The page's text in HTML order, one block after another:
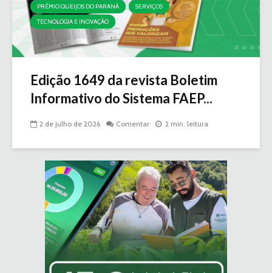
PRÊMIO QUEIJOS DO PARANÁ
SERVIÇOS
TECNOLOGIA E INOVAÇÃO
Edição 1649 da revista Boletim
Informativo do Sistema FAEP...
2 de julho de 2026 Comentar 2 min. leitura